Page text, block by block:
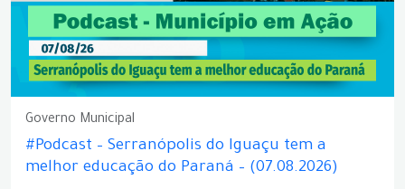
Governo Municipal
#Podcast – Serranópolis do Iguaçu tem a
melhor educação do Paraná – (07.08.2026)